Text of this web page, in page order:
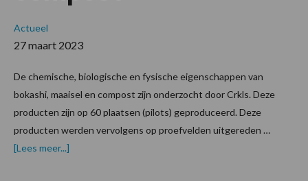
Actueel
27 maart 2023
De chemische, biologische en fysische eigenschappen van
bokashi, maaisel en compost zijn onderzocht door Crkls. Deze
producten zijn op 60 plaatsen (pilots) geproduceerd. Deze
producten werden vervolgens op proefvelden uitgereden …
[Lees meer...]